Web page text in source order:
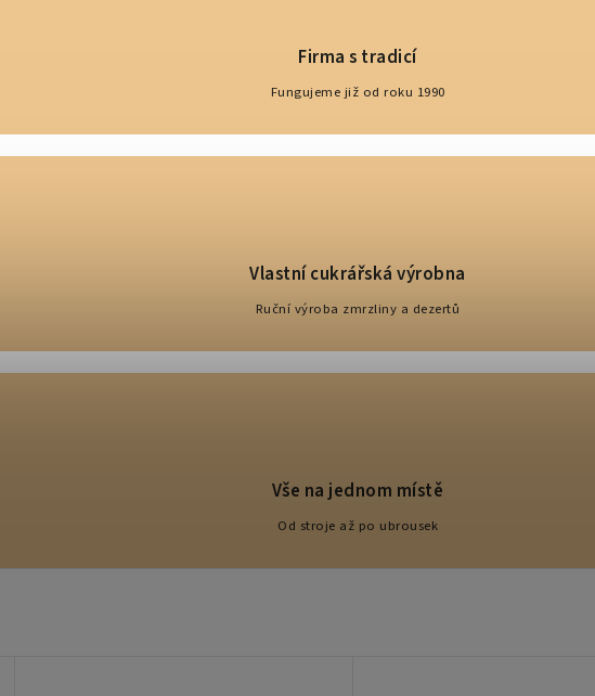
Firma s tradicí
Fungujeme již od roku 1990
Vlastní cukrářská výrobna
Ruční výroba zmrzliny a dezertů
Vše na jednom místě
Od stroje až po ubrousek